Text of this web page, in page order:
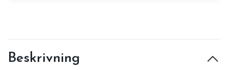
Beskrivning